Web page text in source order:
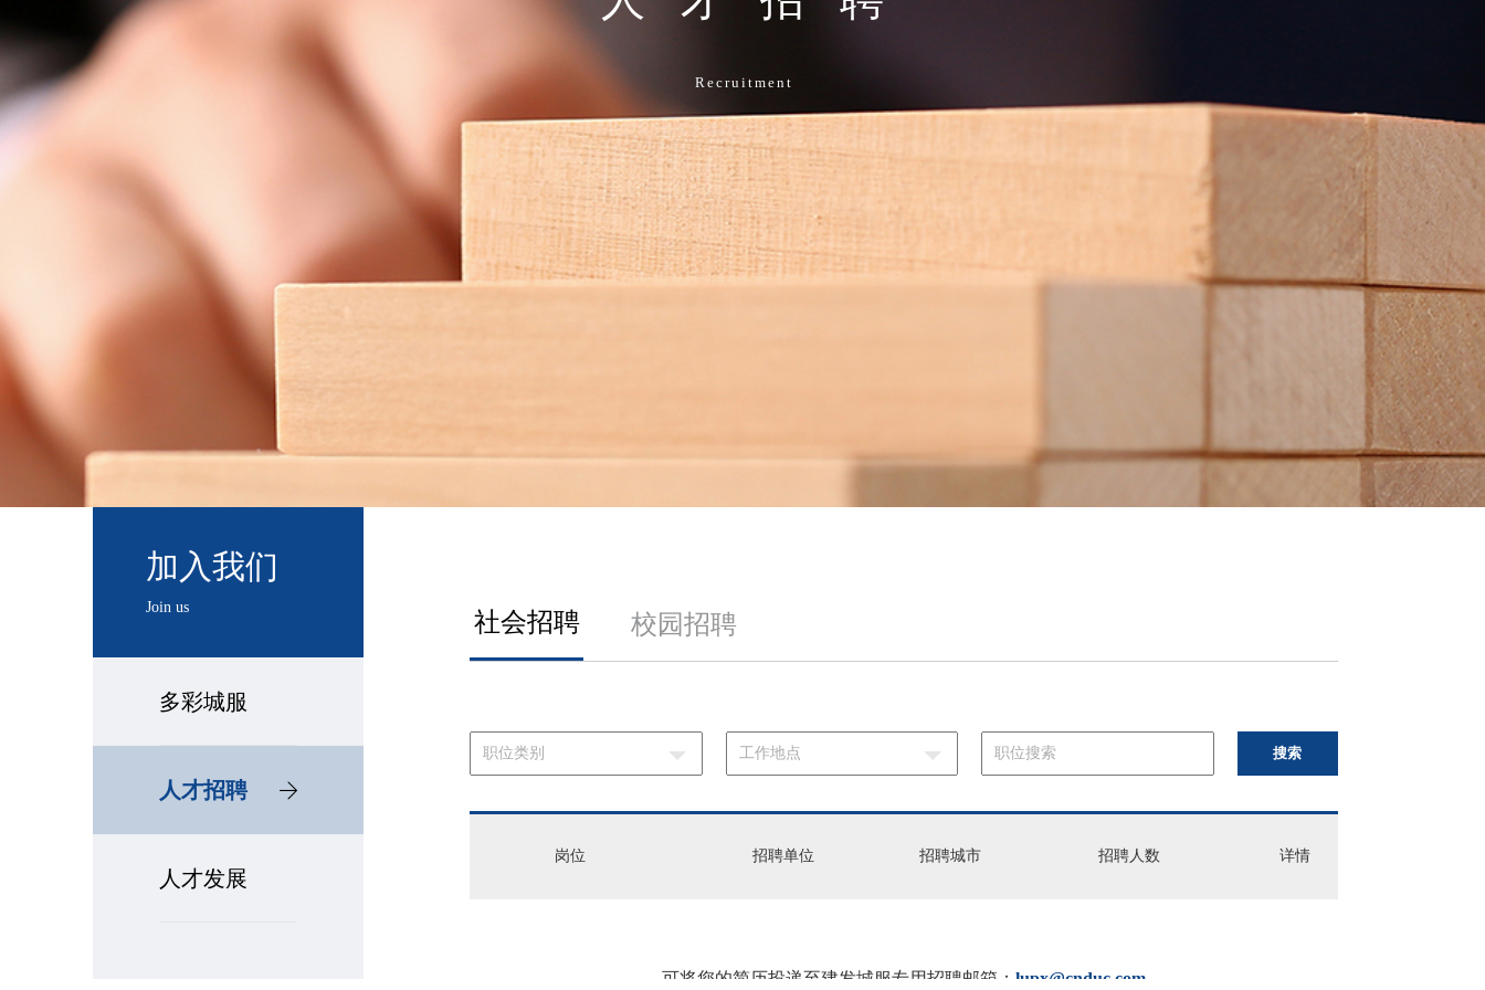
Recruitment
加入我们
Join us
多彩城服
人才招聘 
人才发展
社会招聘 校园招聘
搜索
岗位 招聘单位 招聘城市 招聘人数 详情
可将您的简历投递至建发城服专用招聘邮箱：lupx@cnduc.com